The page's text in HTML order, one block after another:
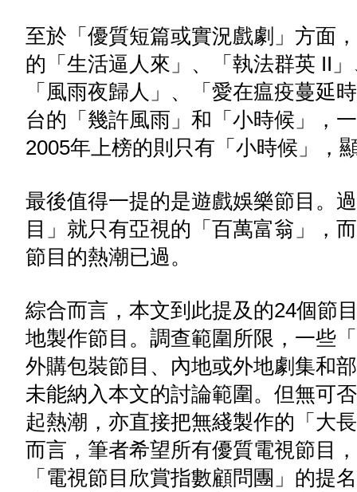
至於「優質短篇或實況戲劇」方面
的「生活逼人來」、「執法群英 II
「風雨夜歸人」、「愛在瘟疫蔓延
台的「幾許風雨」和「小時候」，
2005年上榜的則只有「小時候」，
最後值得一提的是遊戲娛樂節目。
目」就只有亞視的「百萬富翁」，
節目的熱潮已過。
綜合而言，本文到此提及的24個節
地製作節目。調查範圍所限，一些
外購包裝節目、內地或外地劇集和
未能納入本文的討論範圍。但無可
起熱潮，亦直接把無綫製作的「大
而言，筆者希望所有優質電視節目
「電視節目欣賞指數顧問團」的提